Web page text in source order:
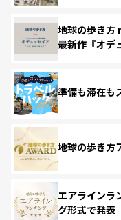
地球の歩き方
最新作『オデ
準備も滞在
地球の歩き方
エアライン
グ形式で発表